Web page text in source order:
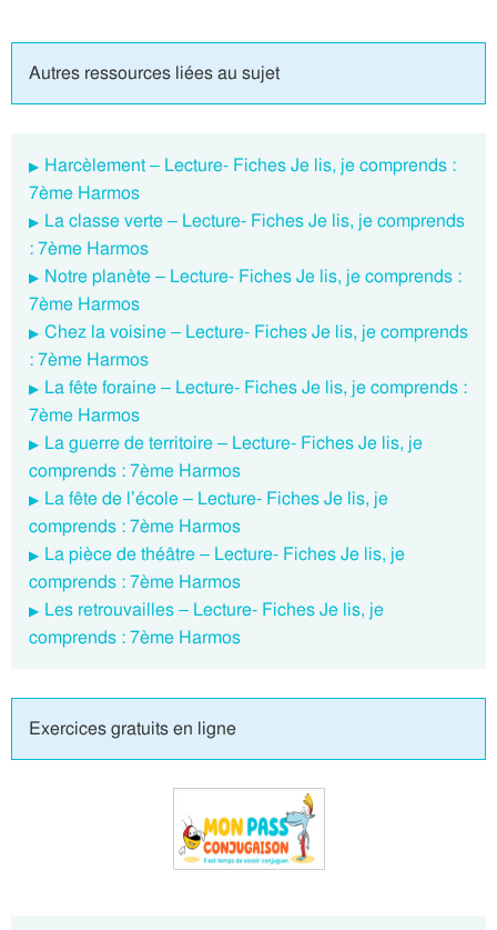
Autres ressources liées au sujet
Harcèlement – Lecture- Fiches Je lis, je comprends :
7ème Harmos
La classe verte – Lecture- Fiches Je lis, je comprends
: 7ème Harmos
Notre planète – Lecture- Fiches Je lis, je comprends :
7ème Harmos
Chez la voisine – Lecture- Fiches Je lis, je comprends
: 7ème Harmos
La fête foraine – Lecture- Fiches Je lis, je comprends :
7ème Harmos
La guerre de territoire – Lecture- Fiches Je lis, je
comprends : 7ème Harmos
La fête de l’école – Lecture- Fiches Je lis, je
comprends : 7ème Harmos
La pièce de théâtre – Lecture- Fiches Je lis, je
comprends : 7ème Harmos
Les retrouvailles – Lecture- Fiches Je lis, je
comprends : 7ème Harmos
Exercices gratuits en ligne